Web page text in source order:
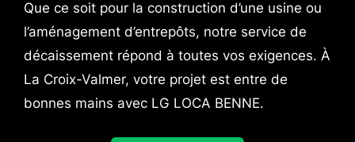
Que ce soit pour la construction d’une usine ou
l’aménagement d’entrepôts, notre service de
décaissement répond à toutes vos exigences. À
La Croix-Valmer, votre projet est entre de
bonnes mains avec LG LOCA BENNE.